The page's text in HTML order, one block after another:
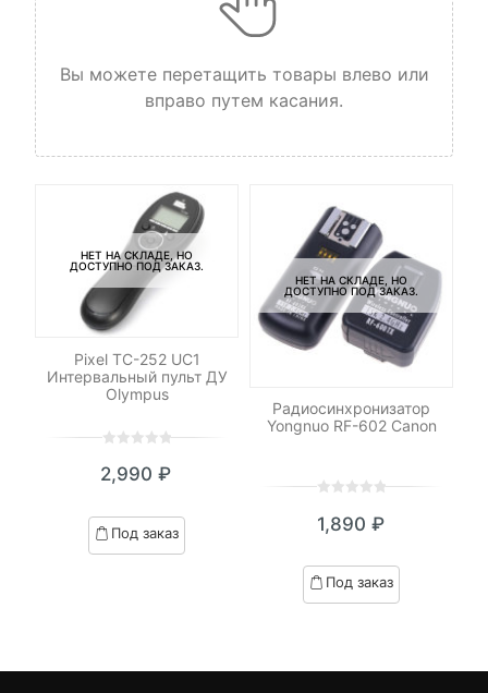
Вы можете перетащить товары влево или
вправо путем касания.
НЕТ НА СКЛАДЕ, НО
ДОСТУПНО ПОД ЗАКАЗ.
Pixel TC-252 UC1
Интервальный пульт ДУ
Olympus
out
based
on
2,990 ₽
Под заказ
НЕТ НА СКЛАДЕ, НО
ДОСТУПНО ПОД ЗАКАЗ.
Радиосинхронизатор
Yongnuo RF-602 Canon
out
based
on
1,890 ₽
Под заказ